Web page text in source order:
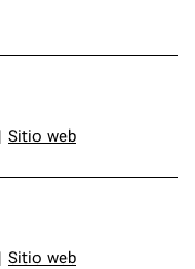
Sitio web
Sitio web